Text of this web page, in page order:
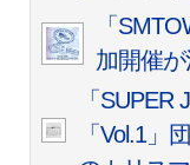
「
加開催が
「
「Vol.1